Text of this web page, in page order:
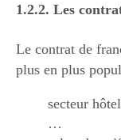
1.2.2. Les
Le contrat de
plus en plus
secteur
…